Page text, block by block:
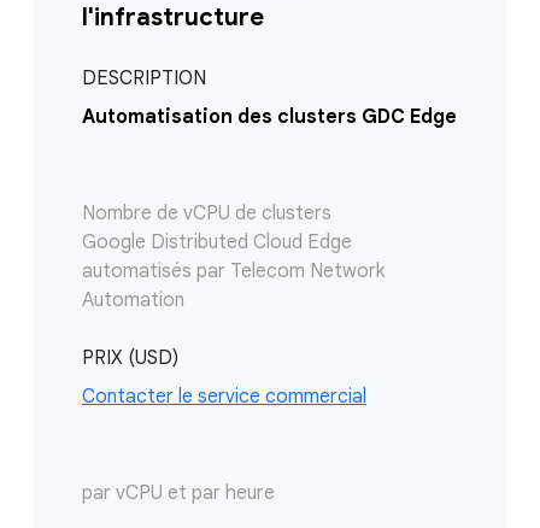
l'infrastructure
DESCRIPTION
Automatisation des clusters GDC Edge
Nombre de vCPU de clusters
Google Distributed Cloud Edge
automatisés par Telecom Network
Automation
PRIX (USD)
Contacter le service commercial
par vCPU et par heure